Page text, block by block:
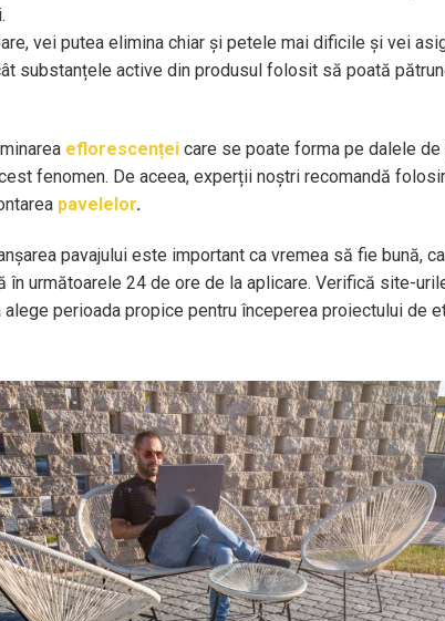
vei putea elimina chiar și petele mai dificile și vei
substanțele active din produsul folosit să poată
eflorescenței care se poate forma pe dalele
fenomen. De aceea, experții noștri recomandă
pavelelor.
pavajului este important ca vremea să fie bună,
în următoarele 24 de ore de la aplicare. Verifică site-
perioada propice pentru începerea proiectului de